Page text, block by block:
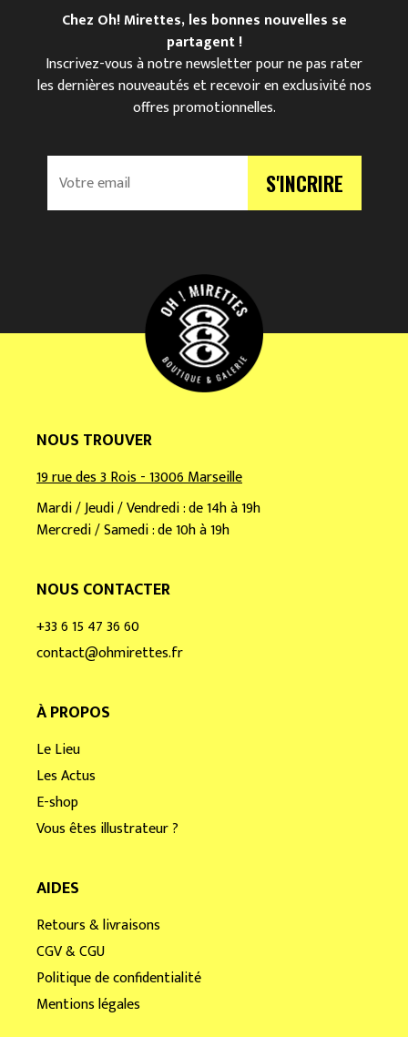
Chez Oh! Mirettes, les bonnes nouvelles se
partagent !
Inscrivez-vous à notre newsletter pour ne pas rater
les dernières nouveautés et recevoir en exclusivité nos
offres promotionnelles.
V
r
l
S'INCRIRE
NOUS TROUVER
19 rue des 3 Rois - 13006 Marseille
Mardi / Jeudi / Vendredi : de 14h à 19h
Mercredi / Samedi : de 10h à 19h
NOUS CONTACTER
+33 6 15 47 36 60
contact@ohmirettes.fr
À PROPOS
Le Lieu
Les Actus
E-shop
Vous êtes illustrateur ?
AIDES
Retours & livraisons
CGV & CGU
Politique de confidentialité
Mentions légales